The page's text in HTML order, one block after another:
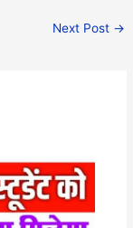
Next Post →